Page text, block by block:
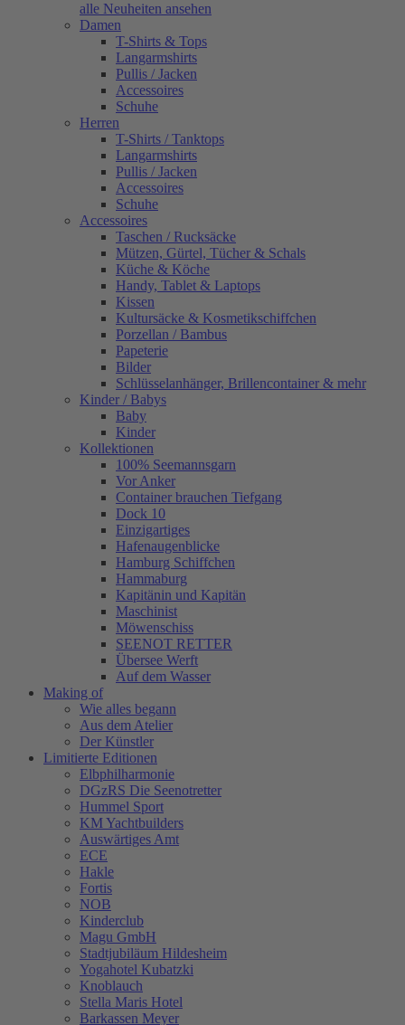
alle Neuheiten ansehen
Damen
T-Shirts & Tops
Langarmshirts
Pullis / Jacken
Accessoires
Schuhe
Herren
T-Shirts / Tanktops
Langarmshirts
Pullis / Jacken
Accessoires
Schuhe
Accessoires
Taschen / Rucksäcke
Mützen, Gürtel, Tücher & Schals
Küche & Köche
Handy, Tablet & Laptops
Kissen
Kultursäcke & Kosmetikschiffchen
Porzellan / Bambus
Papeterie
Bilder
Schlüsselanhänger, Brillencontainer & mehr
Kinder / Babys
Baby
Kinder
Kollektionen
100% Seemannsgarn
Vor Anker
Container brauchen Tiefgang
Dock 10
Einzigartiges
Hafenaugen­blicke
Hamburg Schiffchen
Hammaburg
Kapitänin und Kapitän
Maschinist
Möwenschiss
SEENOT RETTER
Übersee Werft
Auf dem Wasser
Making of
Wie alles begann
Aus dem Atelier
Der Künstler
Limitierte Editionen
Elbphilharmonie
DGzRS Die Seenotretter
Hummel Sport
KM Yachtbuilders
Auswärtiges Amt
ECE
Hakle
Fortis
NOB
Kinderclub
Magu GmbH
Stadtjubiläum Hildesheim
Yogahotel Kubatzki
Knoblauch
Stella Maris Hotel
Barkassen Meyer